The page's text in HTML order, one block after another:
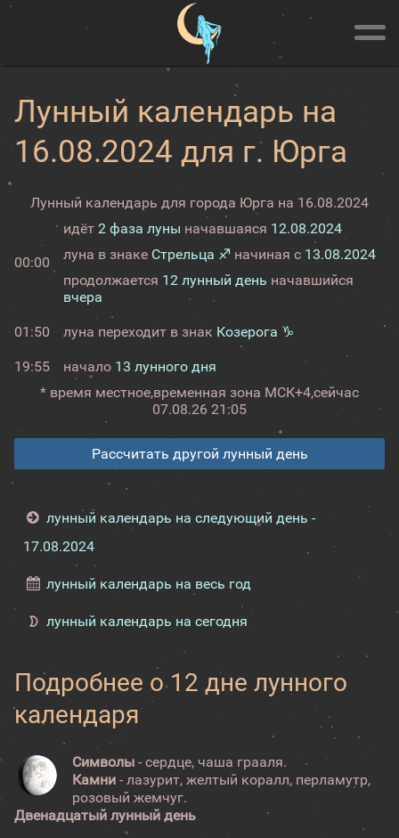
Лунный календарь на
16.08.2024 для г. Юрга
Лунный календарь для города Юрга на 16.08.2024
00:00
идёт 2 фаза луны начавшаяся 12.08.2024
луна в знаке Стрельца ♐ начиная с 13.08.2024
продолжается 12 лунный день начавшийся
вчера
01:50 луна переходит в знак Козерога ♑
19:55 начало 13 лунного дня
* время местное,временная зона МСК+4,сейчас
07.08.26 21:05
Рассчитать другой лунный день
лунный календарь на следующий день -
17.08.2024
лунный календарь на весь год
лунный календарь на сегодня
Подробнее о 12 дне лунного
календаря
Символы - сердце, чаша грааля.
Камни - лазурит, желтый коралл, перламутр,
розовый жемчуг.
Двенадцатый лунный день